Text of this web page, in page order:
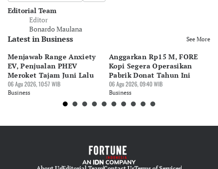
Editorial Team
Editor
Bonardo Maulana
Latest in Business See More
Menjawab Range Anxiety
EV, Penjualan PHEV
Meroket Tajam Juni Lalu
06 Agu 2026, 10:57 WIB
Business
Anggarkan Rp15 M, FORE
Kopi Segera Operasikan
Pabrik Donat Tahun Ini
06 Agu 2026, 09:40 WIB
Business